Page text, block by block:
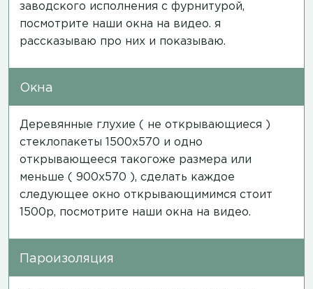
заводского исполнения с фурнитурой,
посмотрите наши окна на видео. я
рассказываю про них и показываю.
Окна
Деревянные глухие ( не открывающиеся )
стеклопакеты 1500х570 и одно
открывающееся такогоже размера или
меньше ( 900х570 ), сделать каждое
следующее окно открывающимимся стоит
1500р, посмотрите наши окна на видео.
Пароизоляция